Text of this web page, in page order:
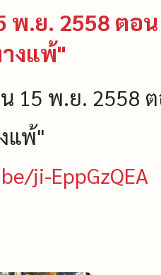
พ.ย. 2558 ต
งแพ้"
น 15 พ.ย. 2558
แพ้"
ji-EppGzQEA